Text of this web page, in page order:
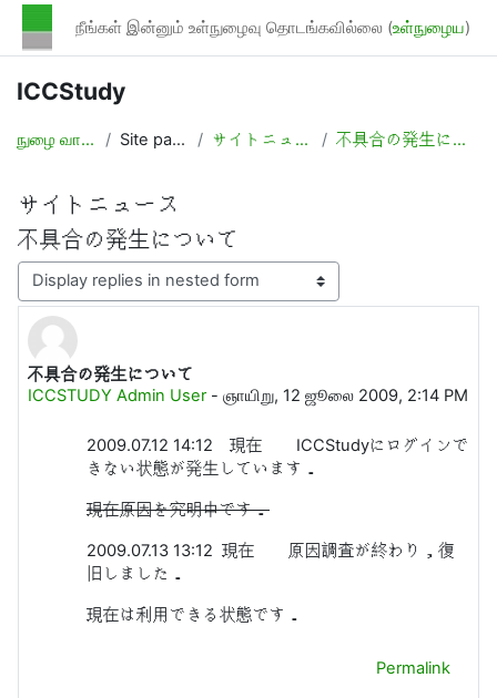
முக்கிய உள்ளடக்கத்திற்கு செல்க
நீங்கள் இன்னும் உள்நுழைவு தொடங்கவில்லை (உள்நுழைய)
ICCStudy
நுழை வாயில் Site pages サイトニュース 不具合の発生について
サイトニュース
不具合の発生について
Display mode
不具合の発生について
ICCSTUDY Admin User- ஞாயிறு, 12 ஜூலை 2009, 2:14 PM
Number of replies: 0
2009.07.12 14:12 現在 ICCStudyにログインで
きない状態が発生しています．
現在原因を究明中です．
2009.07.13 13:12 現在 原因調査が終わり，復
旧しました．
現在は利用できる状態です．
Permalink